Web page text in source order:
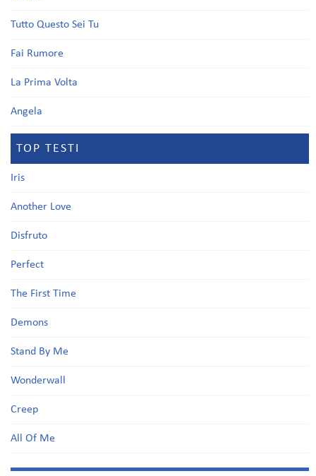
Tutto Questo Sei Tu
Fai Rumore
La Prima Volta
Angela
TOP TESTI
Iris
Another Love
Disfruto
Perfect
The First Time
Demons
Stand By Me
Wonderwall
Creep
All Of Me